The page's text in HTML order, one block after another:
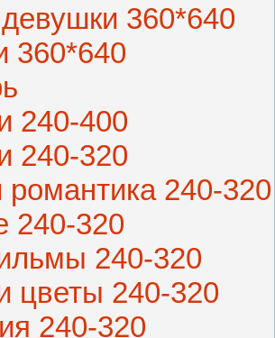
девушки 360*640
360*640
240-400
240-320
240-320
240-320
240-320
цветы 240-320
240-320